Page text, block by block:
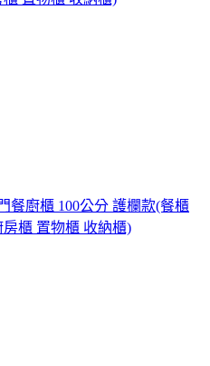
餐廚櫃 100公分 護欄款(餐櫃
櫃 置物櫃 收納櫃)